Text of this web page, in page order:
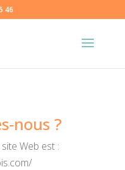
46
nous ?
Web est :